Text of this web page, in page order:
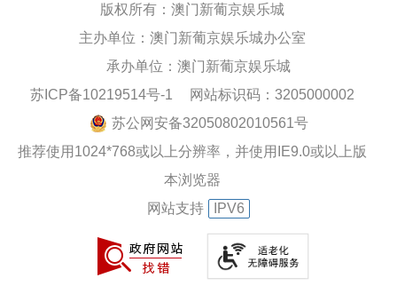
版权所有：澳门新葡京娱乐城
主办单位：澳门新葡京娱乐城办公室
承办单位：澳门新葡京娱乐城
苏ICP备10219514号-1
网站标识码：3205000002
苏公网安备32050802010561号
推荐使用1024*768或以上分辨率，并使用IE9.0或以上版
本浏览器
网站支持
IPV6